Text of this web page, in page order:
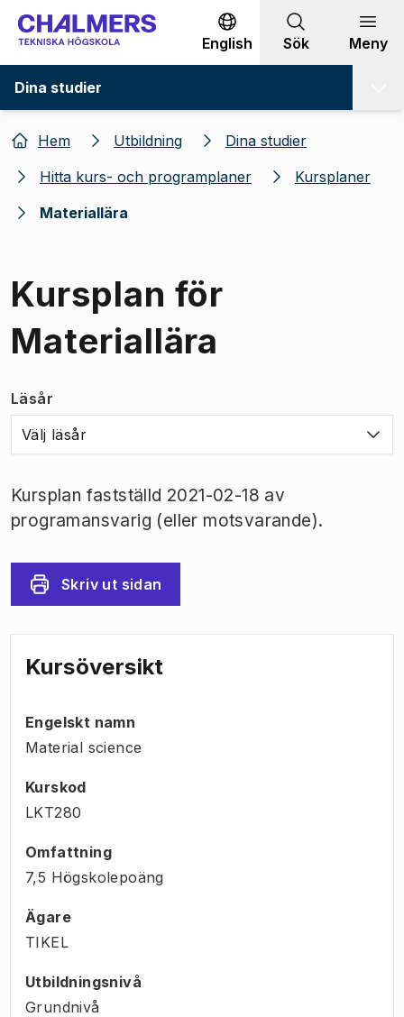
Gå till innehållet
English Sök Meny
Dina studier
Hem Utbildning
Dina studier
Hitta kurs- och programplaner
Kursplaner
Materiallära
Kursplan för
Materiallära
Läsår
Välj läsår
Kursplan fastställd 2021-02-18 av
programansvarig (eller motsvarande).
Skriv ut sidan
Kursöversikt
Engelskt namn
Material science
Kurskod
LKT280
Omfattning
7,5 Högskolepoäng
Ägare
TIKEL
Utbildningsnivå
Grundnivå